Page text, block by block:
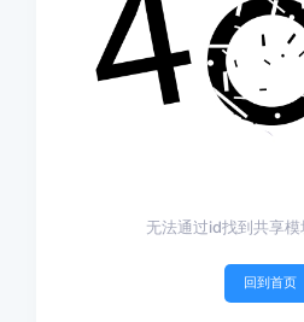
无法通过id找到共享
回到首页